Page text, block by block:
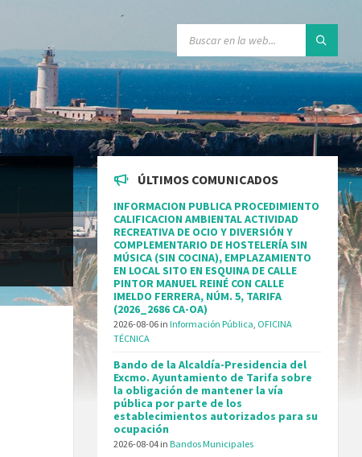
ÚLTIMOS COMUNICADOS
INFORMACION PUBLICA PROCEDIMIENTO
CALIFICACION AMBIENTAL ACTIVIDAD
RECREATIVA DE OCIO Y DIVERSIÓN Y
COMPLEMENTARIO DE HOSTELERÍA SIN
MÚSICA (SIN COCINA), EMPLAZAMIENTO
EN LOCAL SITO EN ESQUINA DE CALLE
PINTOR MANUEL REINÉ CON CALLE
IMELDO FERRERA, NÚM. 5, TARIFA
(2026_2686 CA-OA)
2026-08-06 inInformación Pública OFICINA
TÉCNICA
Bando de la Alcaldía-Presidencia del
Excmo. Ayuntamiento de Tarifa sobre
la obligación de mantener la vía
pública por parte de los
establecimientos autorizados para su
ocupación
2026-08-04 inBandos Municipales